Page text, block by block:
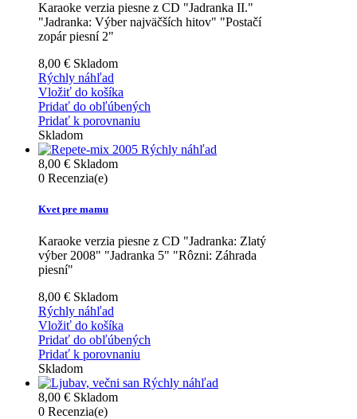
Karaoke verzia piesne z CD "Jadranka II."
"Jadranka: Výber najväčších hitov" "Postačí
zopár piesní 2"
8,00 € Skladom
Rýchly náhľad
Vložiť do košíka
Pridať do obľúbených
Pridať k porovnaniu
Skladom
Rýchly náhľad
8,00 € Skladom
0 Recenzia(e)
Kvet pre mamu
Karaoke verzia piesne z CD "Jadranka: Zlatý
výber 2008" "Jadranka 5" "Rôzni: Záhrada
piesní"
8,00 € Skladom
Rýchly náhľad
Vložiť do košíka
Pridať do obľúbených
Pridať k porovnaniu
Skladom
Rýchly náhľad
8,00 € Skladom
0 Recenzia(e)